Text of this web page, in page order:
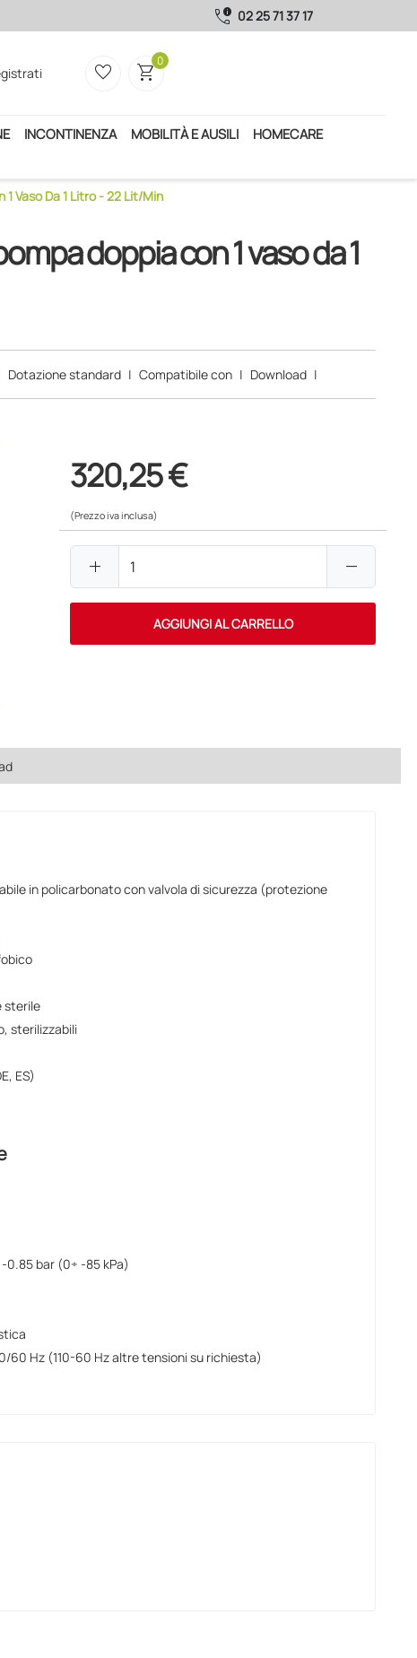
call_quality 02 25 71 37 17
favorite_border shopping_cart0
INCONTINENZA MOBILITÀ E AUSILI
HOMECARE
Vaso Da 1 Litro - 22 Lit/min
doppia con 1 vaso da 1
Dotazione standard | Compatibile con | Download |
320,25 €
(Prezzo iva inclusa)
add remove
AGGIUNGI AL CARRELLO
in policarbonato con valvola di sicurezza (protezione
sterile
sterilizzabili
ES)
0.85 bar (0÷ -85 kPa)
60 Hz (110-60 Hz altre tensioni su richiesta)